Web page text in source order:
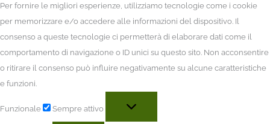
Per fornire le migliori esperienze, utilizziamo tecnologie come i cookie
per memorizzare e/o accedere alle informazioni del dispositivo. Il
consenso a queste tecnologie ci permetterà di elaborare dati come il
comportamento di navigazione o ID unici su questo sito. Non acconsentire
o ritirare il consenso può influire negativamente su alcune caratteristiche
e funzioni.
Funzionale Sempre attivo